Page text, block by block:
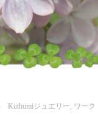
Kuthumiジュエリー, ワーク